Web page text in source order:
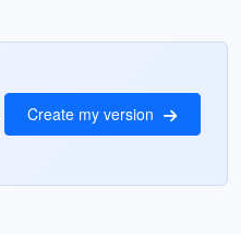
Create my version